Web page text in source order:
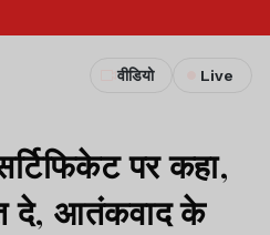
वीडियो Live
पर कहा,
दे, आतंकवाद के